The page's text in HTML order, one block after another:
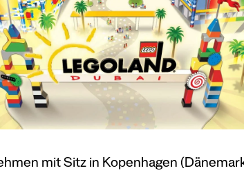
mit Sitz in Kopenhagen